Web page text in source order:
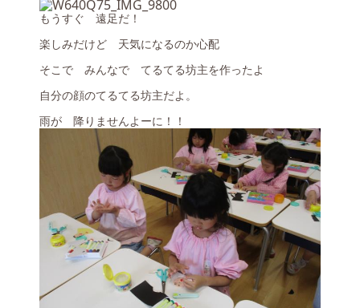
もうすぐ 遠足だ！
楽しみだけど 天気になるのか心配
そこで みんなで てるてる坊主を作ったよ
自分の顔のてるてる坊主だよ。
雨が 降りませんよーに！！